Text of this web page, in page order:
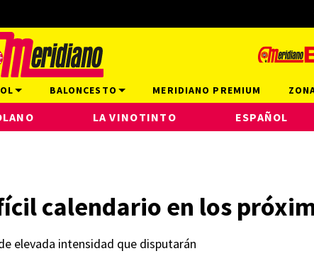
calendario en los
elevada intensidad que disputarán
LA VINOTINTO ESPAÑOL
BALONCESTO MERIDIANO PREMIUM